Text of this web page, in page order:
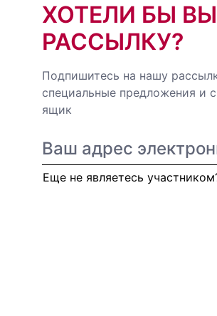
ХОТЕЛИ БЫ
РАССЫЛКУ?
Подпишитесь на нашу
специальные предложения и
ящик
Еще не являетесь